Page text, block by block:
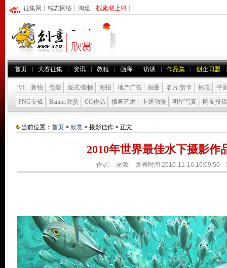
征集网 ┊ 锐志网络 ┊ 淘途 ┊ 找素材上91 ┊
首页 大赛征集 资讯 教程 画廊 访谈 作品集 创企同盟
VI 新锐 包装 版式/装帧 海报 地产广告 画册 名片/贺卡 标志
平
PNG专辑
Banner欣赏 CG作品 插画艺术 卡通动漫 明星写真 网友投稿
当前位置： 首页 > 欣赏 > 摄影佳作 > 正文
2010年世界最佳水下摄影作
作者: 来源: 发表时间:2010-11-16 10:09:50